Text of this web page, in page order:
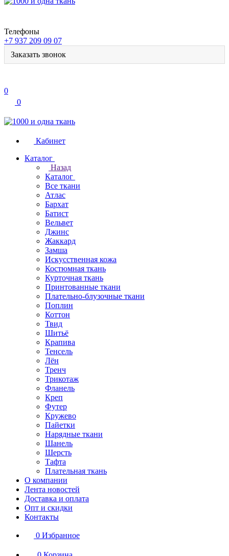
Телефоны
+7 937 209 09 07
Заказать звонок
0
0
Кабинет
Каталог
Назад
Каталог
Все ткани
Атлас
Бархат
Батист
Вельвет
Джинс
Жаккард
Замша
Искусственная кожа
Костюмная ткань
Курточная ткань
Принтованные ткани
Плательно-блузочные ткани
Поплин
Коттон
Твид
Шитьё
Крапива
Тенсель
Лён
Тренч
Трикотаж
Фланель
Креп
Футер
Кружево
Пайетки
Нарядные ткани
Шанель
Шерсть
Тафта
Плательная ткань
О компании
Лента новостей
Доставка и оплата
Опт и скидки
Контакты
0 Избранное